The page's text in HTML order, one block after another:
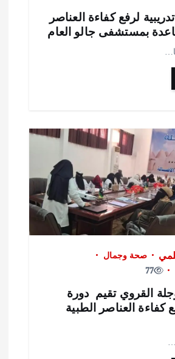
كفاءة العناصر
جالو العام
وجمال
تقيم دورة
الطبية